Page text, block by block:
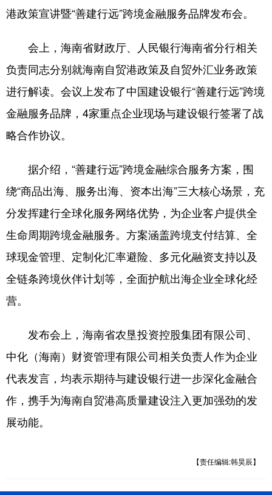
港政策宣讲暨“善建行远”跨境金融服务品牌发布会。
会上，海南省财政厅、人民银行海南省分行相关
负责同志分别就海南自贸港政策及自贸外汇业务政策
进行解读。会议上发布了中国建设银行“善建行远”跨境
金融服务品牌，4家重点企业现场与建设银行签署了战
略合作协议。
据介绍，“善建行远”跨境金融综合服务方案，围
绕“商品出海、服务出海、资本出海”三大核心场景，充
分发挥建行全球化服务网络优势，为企业客户提供全
生命周期跨境金融服务。方案涵盖跨境支付结算、全
球现金管理、定制化汇率避险、多元化融资支持以及
全链条跨境伙伴计划等，全面护航出海企业全球化经
营。
发布会上，海南省农垦投资控股集团有限公司、
中化（海南）财资管理有限公司相关负责人作为企业
代表发言，均表示期待与建设银行进一步深化金融合
作，携手为海南自贸港高质量建设注入更加强劲的发
展动能。
【责任编辑:韩昊辰】